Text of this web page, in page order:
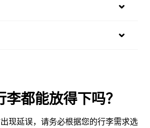
都能放得下吗？
现延误，请务必根据您的行李需求选